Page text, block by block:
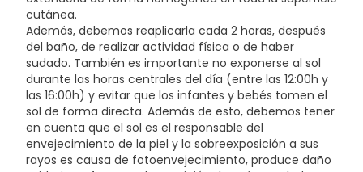
cutánea.
Además, debemos reaplicarla cada 2 horas, después
del baño, de realizar actividad física o de haber
sudado. También es importante no exponerse al sol
durante las horas centrales del día (entre las 12:00h y
las 16:00h) y evitar que los infantes y bebés tomen el
sol de forma directa. Además de esto, debemos tener
en cuenta que el sol es el responsable del
envejecimiento de la piel y la sobreexposición a sus
rayos es causa de fotoenvejecimiento, produce daño